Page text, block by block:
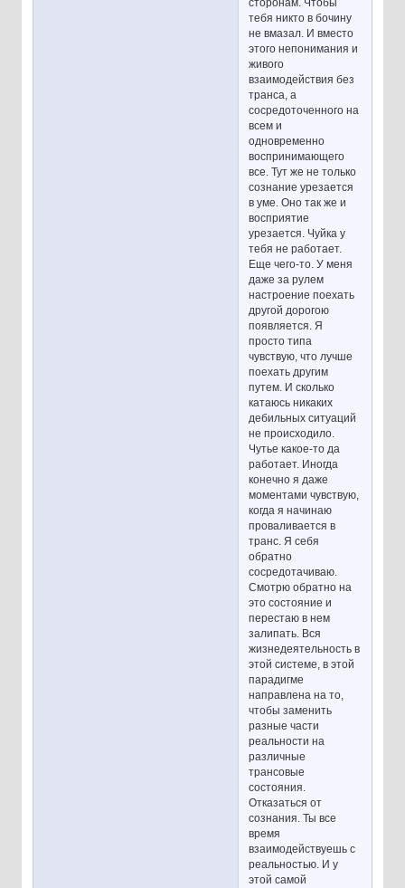
сторонам. Чтобы
тебя никто в бочину
не вмазал. И вместо
этого непонимания и
живого
взаимодействия без
транса, а
сосредоточенного на
всем и
одновременно
воспринимающего
все. Тут же не только
сознание урезается
в уме. Оно так же и
восприятие
урезается. Чуйка у
тебя не работает.
Еще чего-то. У меня
даже за рулем
настроение поехать
другой дорогою
появляется. Я
просто типа
чувствую, что лучше
поехать другим
путем. И сколько
катаюсь никаких
дебильных ситуаций
не происходило.
Чутье какое-то да
работает. Иногда
конечно я даже
моментами чувствую,
когда я начинаю
проваливается в
транс. Я себя
обратно
сосредотачиваю.
Смотрю обратно на
это состояние и
перестаю в нем
залипать. Вся
жизнедеятельность в
этой системе, в этой
парадигме
направлена на то,
чтобы заменить
разные части
реальности на
различные
трансовые
состояния.
Отказаться от
сознания. Ты все
время
взаимодействуешь с
реальностью. И у
этой самой